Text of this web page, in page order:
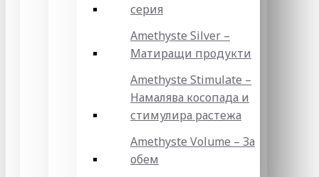
серия
Amethyste Silver –
Матиращи продукти
Amethyste Stimulate –
Намалява косопада и
стимулира растежа
Amethyste Volume – За
обем